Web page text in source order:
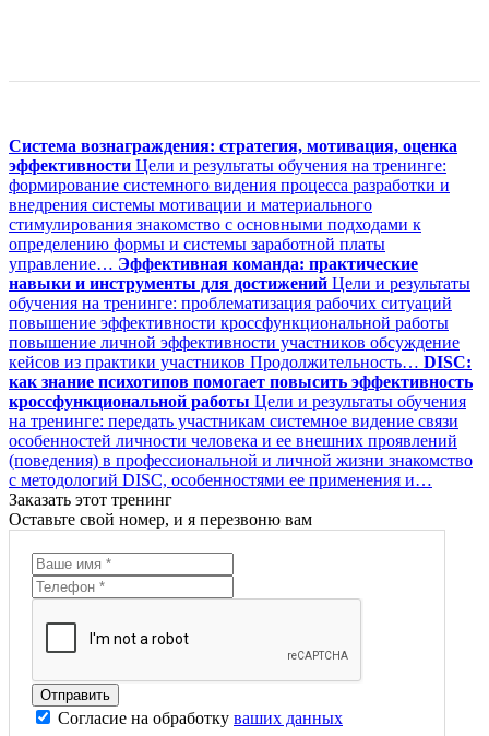
Система вознаграждения: стратегия, мотивация, оценка
эффективности Цели и результаты обучения на тренинге:
формирование системного видения процесса разработки и
внедрения системы мотивации и материального
стимулирования знакомство с основными подходами к
определению формы и системы заработной платы
управление… Эффективная команда: практические
навыки и инструменты для достижений Цели и результаты
обучения на тренинге: проблематизация рабочих ситуаций
повышение эффективности кроссфункциональной работы
повышение личной эффективности участников обсуждение
кейсов из практики участников Продолжительность… DISC:
как знание психотипов помогает повысить эффективность
кроссфункциональной работы Цели и результаты обучения
на тренинге: передать участникам системное видение связи
особенностей личности человека и ее внешних проявлений
(поведения) в профессиональной и личной жизни знакомство
с методологий DISC, особенностями ее применения и…
Заказать этот тренинг
Оставьте свой номер, и я перезвоню вам
Согласие на обработку ваших данных